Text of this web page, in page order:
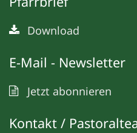
Download
E-Mail - Newsletter
Jetzt abonnieren
Kontakt /